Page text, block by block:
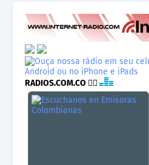
RADIOS.COM.CO 👉🏾